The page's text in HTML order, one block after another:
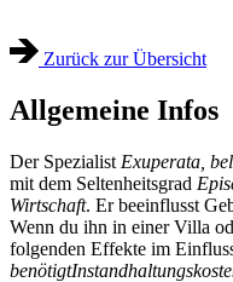
Zurück zur Übersicht
Allgemeine Infos
Der Spezialist Exuperata,
mit dem Seltenheitsgrad
Wirtschaft. Er beeinflusst
Wenn du ihn in einer Villa
folgenden Effekte im
benötigt